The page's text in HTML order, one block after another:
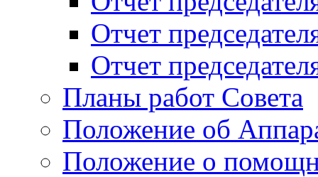
Отчет
Отчет
Планы работ Совета
Положение об
Положение о